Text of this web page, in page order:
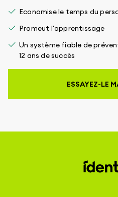
Economise le temps du
Promeut l'apprentissage
Un système fiable de
12 ans de succès
ESSAYEZ-LE